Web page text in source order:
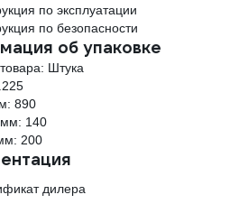
по эксплуатации
по безопасности
об упаковке
Штука
890
140
200
дилера